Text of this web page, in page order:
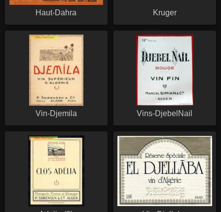
Haut-Dahra Kruger
Vin-Djemila Vins-DjebelNail